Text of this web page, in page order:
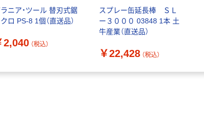
ニア・ツール 替刃式鋸
ロ PS-8 1個（直送品）
2,040 （税込）
スプレー缶延長棒 ＳＬ
ー３０００ 03848 1本 土
牛産業（直送品）
￥22,428 （税込）